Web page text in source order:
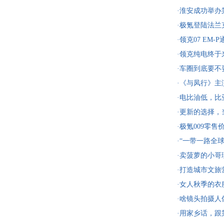
面展现科技创
·淮安成功举
投资1486.4亿元
·极氪登陆法
技术突破 引领
·领克07 EM-P
获TOP Safety
·领克纯电终
秀瑞典哥德堡
·车圈到底要
·《与凤行》
新
·电比油低，
耀出击
·更新的选择
代言人，引爆
·极氪009零售
·“一带一路全
造新名片
·卖菠萝的小
·打造城市文
国际烟花节
·女人秋季的
简单单就很气
·啥镜头拍摄
人拍美
·用家乡话，跟